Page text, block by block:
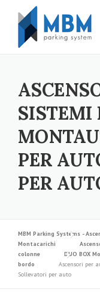
Skip to content
SISTEMI
PER
PER
MBM Parking Systems -
Montacarichi
colonne
DUO BOX
bordo
Ascensori per
Sollevatori per auto